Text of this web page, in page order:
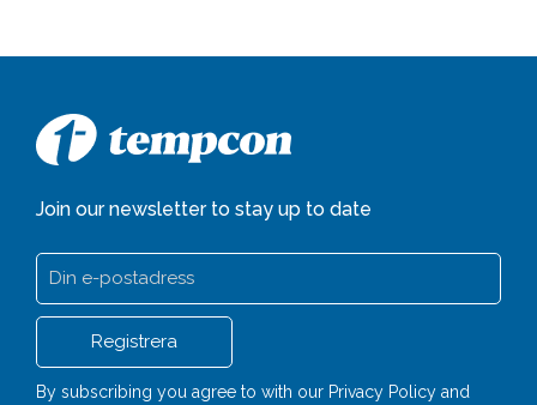
Join our newsletter to stay up to date
By subscribing you agree to with our Privacy Policy and